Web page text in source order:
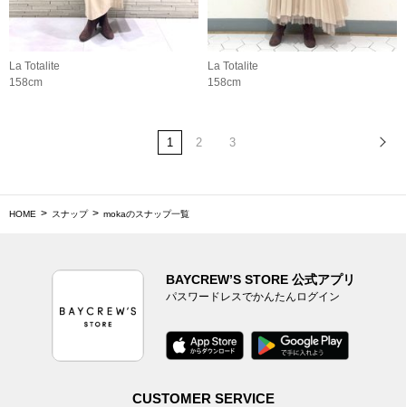
La Totalite
158cm
La Totalite
158cm
1 2 3
HOME スナップ mokaのスナップ一覧
BAYCREW’S STORE 公式アプリ
パスワードレスでかんたんログイン
CUSTOMER SERVICE